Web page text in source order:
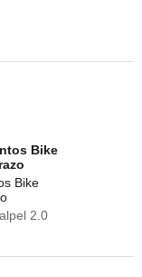
Bike
Bike
2.0